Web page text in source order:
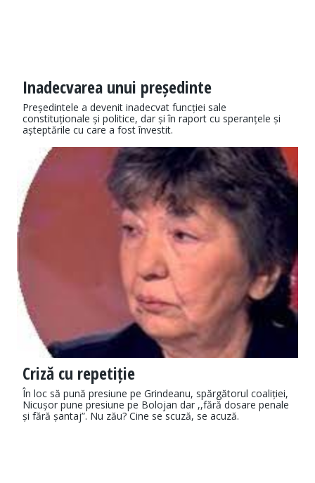
Inadecvarea unui președinte
Președintele a devenit inadecvat funcției sale
constituționale și politice, dar și în raport cu speranțele și
așteptările cu care a fost învestit.
Criză cu repetiție
În loc să pună presiune pe Grindeanu, spărgătorul coaliției,
Nicușor pune presiune pe Bolojan dar ,,fără dosare penale
și fără șantaj”. Nu zău? Cine se scuză, se acuză.